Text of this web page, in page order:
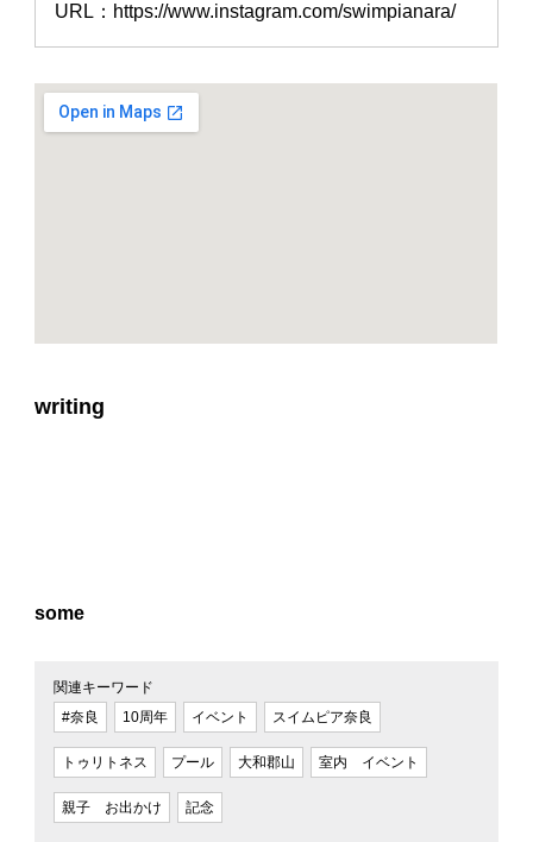
URL：https://www.instagram.com/swimpianara/
writing
some
関連キーワード
#奈良
10周年 イベント スイムピア奈良
トゥリトネス プール 大和郡山 室内 イベント
親子 お出かけ 記念